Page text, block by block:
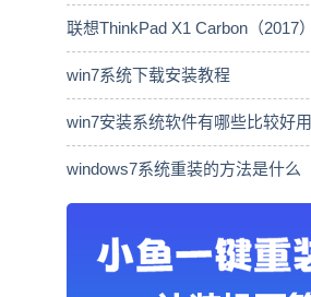
win7系统下载安装教程
win7安装系统软件有哪些比较好用
windows7系统重装的方法是什么